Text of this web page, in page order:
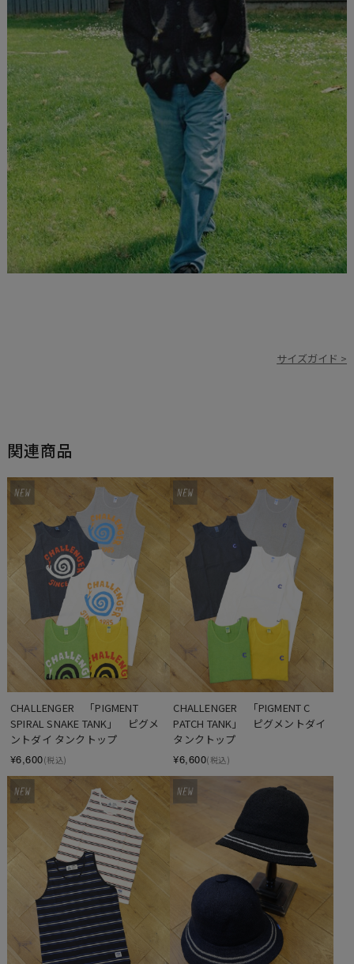
サイズガイド >
関連商品
CHALLENGER　「PIGMENT
SPIRAL SNAKE TANK」　ピグメ
ントダイ タンクトップ
¥6,600(税込)
CHALLENGER　「PIGMENT C
PATCH TANK」　ピグメントダイ
タンクトップ
¥6,600(税込)